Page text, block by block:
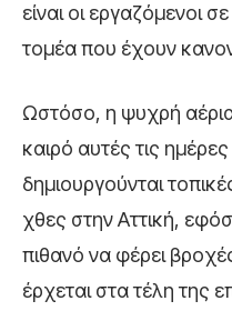
είναι οι εργαζόμενοι
τομέα που έχουν
Ωστόσο, η ψυχρή
καιρό αυτές τις
δημιουργούνται
χθες στην Αττική,
πιθανό να φέρει
έρχεται στα τέλη της